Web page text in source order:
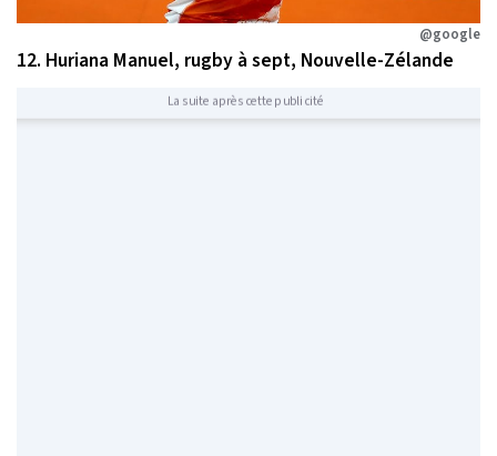
@google
12. Huriana Manuel, rugby à sept, Nouvelle-Zélande
La suite après cette publicité